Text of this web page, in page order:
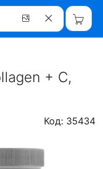
+ C,
Код: 35434